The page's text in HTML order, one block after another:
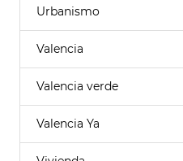
Urbanismo
Valencia
Valencia verde
Valencia Ya